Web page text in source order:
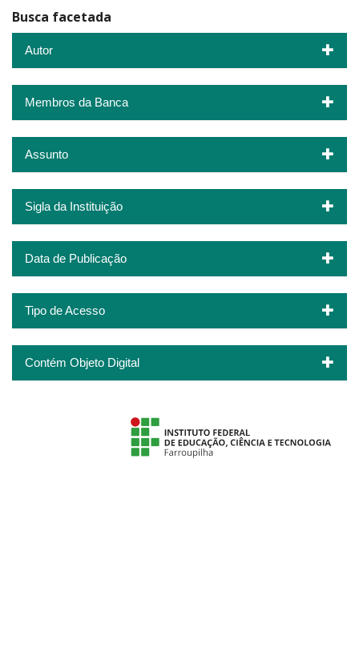
Busca facetada
Autor
Membros da Banca
Assunto
Sigla da Instituição
Data de Publicação
Tipo de Acesso
Contém Objeto Digital